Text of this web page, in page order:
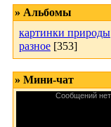
» Альбомы
картинки природы
разное [353]
» Мини-чат